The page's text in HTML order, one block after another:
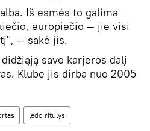
Iš esmės to galima
europiečio — jie visi
— sakė jis.
savo karjeros dalį
Klube jis dirba nuo 2005
ledo ritulys